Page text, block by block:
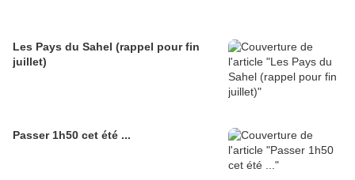
Les Pays du Sahel (rappel pour fin
juillet)
Passer 1h50 cet été ...